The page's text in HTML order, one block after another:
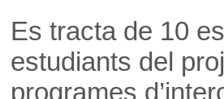
Es tracta de 10
estudiants del
programes